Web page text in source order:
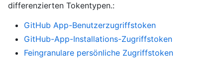
differenzierten Tokentypen.:
GitHub App-Benutzerzugriffstoken
GitHub-App-Installations-Zugriffstoken
Feingranulare persönliche Zugriffstoken